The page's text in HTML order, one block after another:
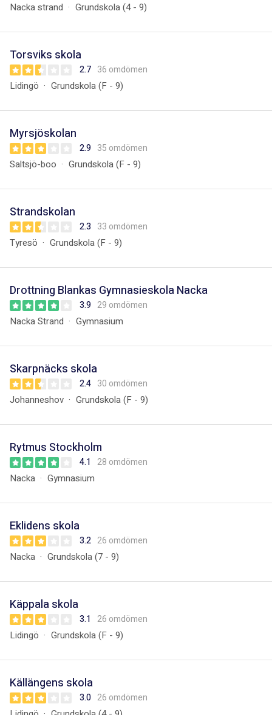
Nacka strand Grundskola (4 - 9)
Torsviks skola
2.7 36 omdömen
Lidingö Grundskola (F - 9)
Myrsjöskolan
2.9 35 omdömen
Saltsjö-boo Grundskola (F - 9)
Strandskolan
2.3 33 omdömen
Tyresö Grundskola (F - 9)
Drottning Blankas Gymnasieskola Nacka
3.9 29 omdömen
Nacka Strand Gymnasium
Skarpnäcks skola
2.4 30 omdömen
Johanneshov Grundskola (F - 9)
Rytmus Stockholm
4.1 28 omdömen
Nacka Gymnasium
Eklidens skola
3.2 26 omdömen
Nacka Grundskola (7 - 9)
Käppala skola
3.1 26 omdömen
Lidingö Grundskola (F - 9)
Källängens skola
3.0 26 omdömen